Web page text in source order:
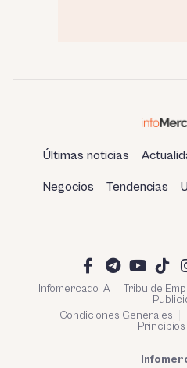
Últimas noticias
Negocios Tendencias
Infomercado IA Tribu de
Condiciones Generales